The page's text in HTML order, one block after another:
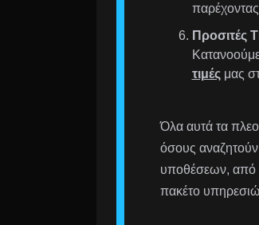
Προσιτές
τιμέςμας
Όλα αυτά τα
όσους αναζητούν
υποθέσεων, από
πακέτο